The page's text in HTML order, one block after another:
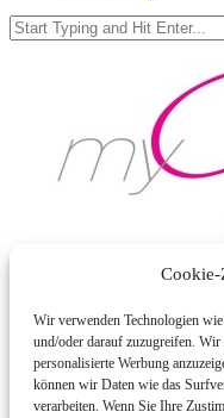
Cookie-
Wir verwenden Technologien
und/oder darauf zuzugreifen.
personalisierte Werbung
können wir Daten wie das
verarbeiten. Wenn Sie Ihre
Impressum
PR / Werbung
Datenschutzerklärung